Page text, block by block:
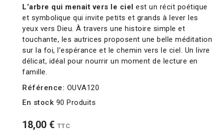
L’arbre qui menait vers le ciel est un récit poétique
et symbolique qui invite petits et grands à lever les
yeux vers Dieu. À travers une histoire simple et
touchante, les autrices proposent une belle méditation
sur la foi, l’espérance et le chemin vers le ciel. Un livre
délicat, idéal pour nourrir un moment de lecture en
famille.
Référence: OUVA120
En stock 90 Produits
18,00 € TTC